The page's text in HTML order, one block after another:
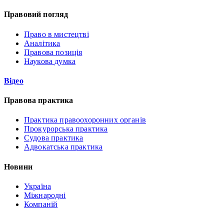
Правовий погляд
Право в мистецтві
Аналітика
Правова позиція
Наукова думка
Відео
Правова практика
Практика правоохоронних органів
Прокурорська практика
Судова практика
Адвокатська практика
Новини
Україна
Міжнародні
Компаній